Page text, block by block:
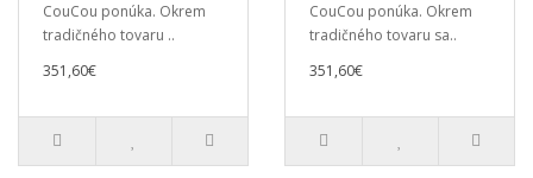
CouCou ponúka. Okrem
tradičného tovaru ..
351,60€
CouCou ponúka. Okrem
tradičného tovaru sa..
351,60€